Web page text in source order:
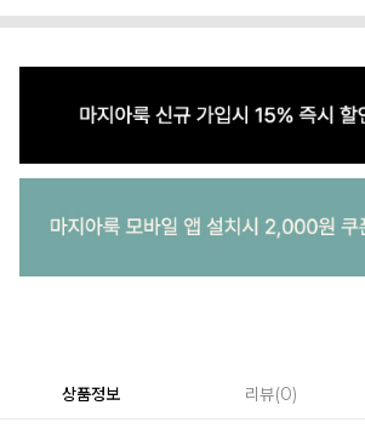
상품정보 리뷰 0